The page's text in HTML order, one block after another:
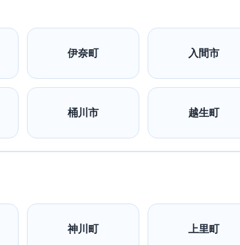
伊奈町 入間市
桶川市 越生町
神川町 上里町